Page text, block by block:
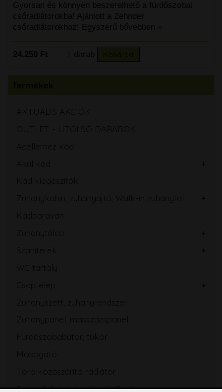
Gyorsan és könnyen beszerelhető a fürdőszobai
csőradiátorokba! Ajánlott a Zehnder
csőradiátorokhoz! Egyszerű bővebben »
24.250 Ft darab
AKTUÁLIS AKCIÓK
OUTLET - UTOLSÓ DARABOK
Acéllemez kád
Akril kád
Kád kiegészítők
Zuhanykabin, zuhanyajtó, Walk-in zuhanyfal
Kádparaván
Zuhanytálca
Szaniterek
WC tartály
Csaptelep
Zuhanyszett, zuhanyrendszer
Zuhanypanel, masszázspanel
Fürdőszobabútor, tükör
Mosogató
Törölközőszárító radiátor
Szifon, lefolyó, folyóka, WC ülőke